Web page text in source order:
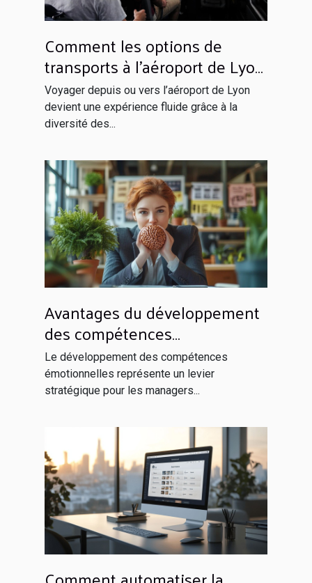
Comment les options de
transports à l’aéroport de Lyon
facilitent votre voyage ?
Voyager depuis ou vers l’aéroport de Lyon
devient une expérience fluide grâce à la
diversité des...
Avantages du développement
des compétences
émotionnelles pour les
managers
Le développement des compétences
émotionnelles représente un levier
stratégique pour les managers...